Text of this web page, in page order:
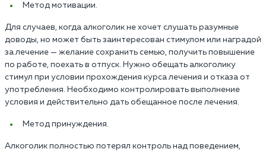
Метод мотивации.
Для случаев, когда алкоголик не хочет слушать разумные
доводы, но может быть заинтересован стимулом или наградой
за лечение — желание сохранить семью, получить повышение
по работе, поехать в отпуск. Нужно обещать алкоголику
стимул при условии прохождения курса лечения и отказа от
употребления. Необходимо контролировать выполнение
условия и действительно дать обещанное после лечения.
Метод принуждения.
Алкоголик полностью потерял контроль над поведением,